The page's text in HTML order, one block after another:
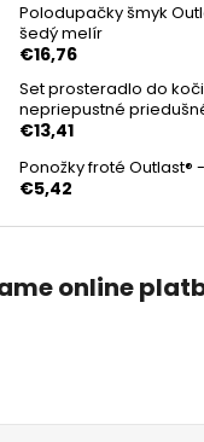
Polodupačky šmyk
šedý melír
€16,76
Set prosteradlo do
nepriepustné
€13,41
Ponožky froté Outlast®
€5,42
online